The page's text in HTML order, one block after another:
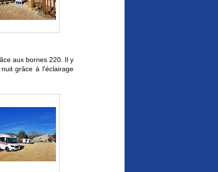
aux bornes 220. Il y
grâce à l'éclairage